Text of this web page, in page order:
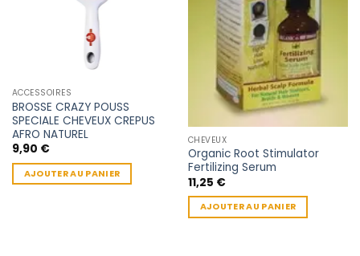
ACCESSOIRES
BROSSE CRAZY POUSS
SPECIALE CHEVEUX CREPUS
AFRO NATUREL
9,90 €
AJOUTER AU PANIER
CHEVEUX
Organic Root Stimulator
Fertilizing Serum
11,25 €
AJOUTER AU PANIER